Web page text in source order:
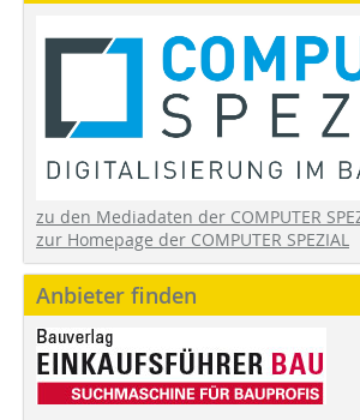
zu den Mediadaten der COMPUTER
zur Homepage der COMPUTER SPEZIAL
Anbieter finden